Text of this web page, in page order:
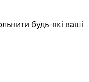
будь-які ваші